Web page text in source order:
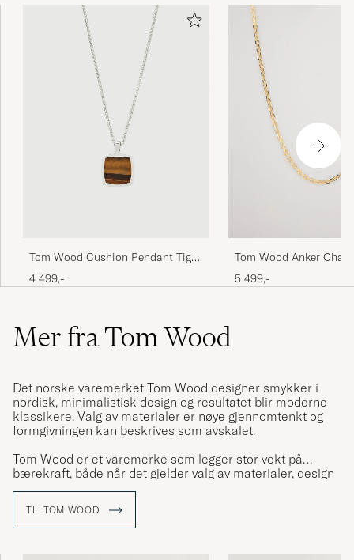
Tom Wood Cushion Pendant Tiger
Eye Silver
4 499,-
Tom Wood Anker
Gold
5 499,-
Mer fra Tom Wood
Det norske varemerket Tom Wood designer smykker i
nordisk, minimalistisk design og resultatet blir moderne
klassikere. Valg av materialer er nøye gjennomtenkt og
formgivningen kan beskrives som avskalet.
Tom Wood er et varemerke som legger stor vekt på
bærekraft, både når det gjelder valg av materialer, design
og på kvalitet samt på det tidløse. Smykkene produseres i
fokus på langsiktighet.
TIL TOM WOOD